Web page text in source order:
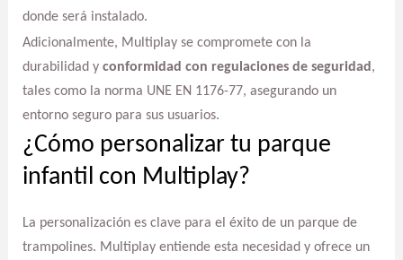
donde será instalado.
Adicionalmente, Multiplay se compromete con la
durabilidad y conformidad con regulaciones de seguridad ,
tales como la norma UNE EN 1176-77, asegurando un
entorno seguro para sus usuarios.
¿Cómo personalizar tu parque
infantil con Multiplay?
La personalización es clave para el éxito de un parque de
trampolines. Multiplay entiende esta necesidad y ofrece un